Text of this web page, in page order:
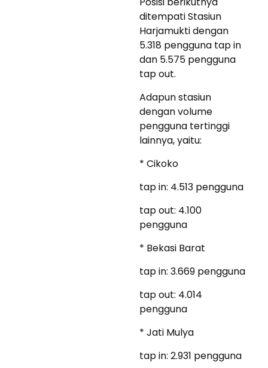
ditempati Stasiun
Harjamukti dengan
5.318 pengguna tap in
dan 5.575 pengguna
tap out.
Adapun stasiun
dengan volume
pengguna tertinggi
lainnya, yaitu:
* Cikoko
tap in: 4.513 pengguna
tap out: 4.100
pengguna
* Bekasi Barat
tap in: 3.669 pengguna
tap out: 4.014
pengguna
* Jati Mulya
tap in: 2.931 pengguna